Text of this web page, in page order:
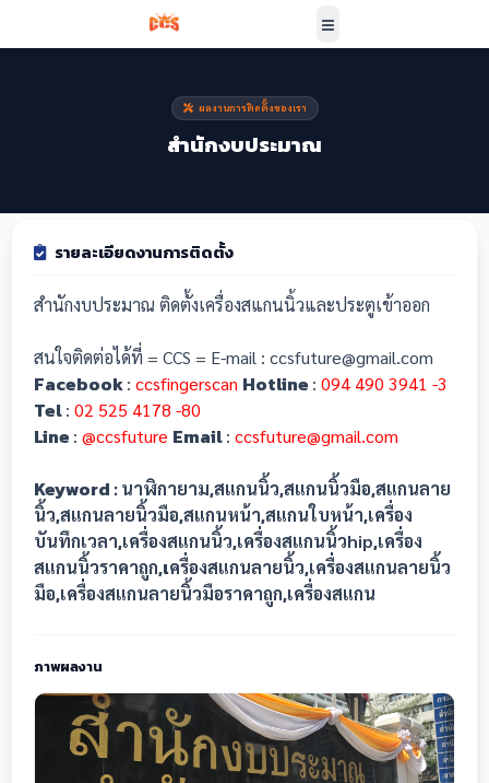
ผลงานการติดตั้งของเรา
สำนักงบประมาณ
รายละเอียดงานการติดตั้ง
สำนักงบประมาณ ติดตั้งเครื่องสแกนนิ้วและประตูเข้าออก
สนใจติดต่อได้ที่ = CCS = E-mail : ccsfuture@gmail.com
Facebook: ccsfingerscan Hotline : 094 490 3941 -3
Tel: 02 525 4178 -80
Line : @ccsfuture Email: ccsfuture@gmail.com
Keyword :นาฬิกายาม,สแกนนิ้ว,สแกนนิ้วมือ,สแกนลาย
นิ้ว,สแกนลายนิ้วมือ,สแกนหน้า,สแกนใบหน้า,เครื่อง
บันทึกเวลา,เครื่องสแกนนิ้ว,เครื่องสแกนนิ้วhip,เครื่อง
สแกนนิ้วราคาถูก,เครื่องสแกนลายนิ้ว,เครื่องสแกนลายนิ้ว
มือ,เครื่องสแกนลายนิ้วมือราคาถูก,เครื่องสแกน
ภาพผลงาน